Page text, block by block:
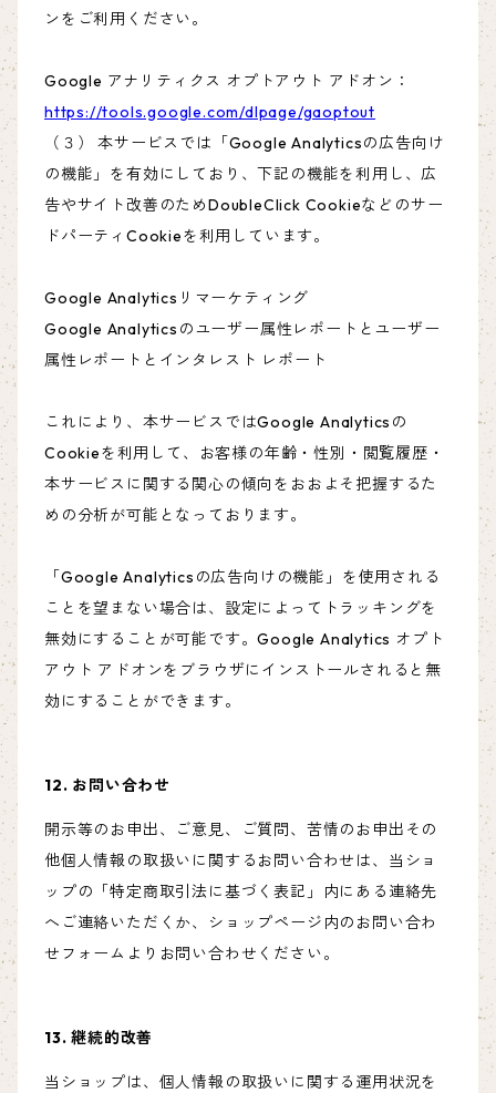
ンをご利用ください。
Google アナリティクス オプトアウト アドオン：
https://tools.google.com/dlpage/gaoptout
（３） 本サービスでは「Google Analyticsの広告向け
の機能」を有効にしており、下記の機能を利用し、広
告やサイト改善のためDoubleClick Cookieなどのサー
ドパーティCookieを利用しています。
Google Analyticsリマーケティング
Google Analyticsのユーザー属性レポートとユーザー
属性レポートとインタレスト レポート
これにより、本サービスではGoogle Analyticsの
Cookieを利用して、お客様の年齢・性別・閲覧履歴・
本サービスに関する関心の傾向をおおよそ把握するた
めの分析が可能となっております。
「Google Analyticsの広告向けの機能」を使用される
ことを望まない場合は、設定によってトラッキングを
無効にすることが可能です。Google Analytics オプト
アウト アドオンをブラウザにインストールされると無
効にすることができます。
12. お問い合わせ
開示等のお申出、ご意見、ご質問、苦情のお申出その
他個人情報の取扱いに関するお問い合わせは、当ショ
ップの「特定商取引法に基づく表記」内にある連絡先
へご連絡いただくか、ショップページ内のお問い合わ
せフォームよりお問い合わせください。
13. 継続的改善
当ショップは、個人情報の取扱いに関する運用状況を